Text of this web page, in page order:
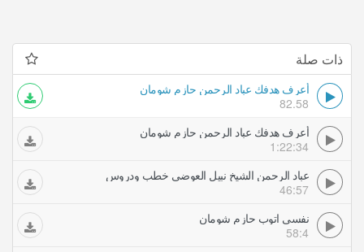
ذات صلة
أعرف هدفك عباد الرحمن حازم شومان
82.58
أعرف هدفك عباد الرحمن حازم شومان
1:22:34
عباد الرحمن الشيخ نبيل العوضي خطب ودروس
46:57
نفسى اتوب حازم شومان
58:4